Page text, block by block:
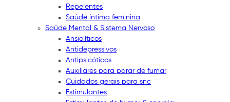
Repelentes
Saúde íntima feminina
Saúde Mental & Sistema Nervoso
Ansiolíticos
Antidepressivos
Antipsicóticos
Auxiliares para parar de fumar
Cuidados gerais para snc
Estimulantes